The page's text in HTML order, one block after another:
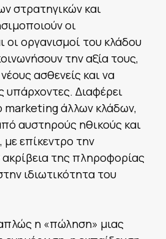
στρατηγικών και
οι
οι οργανισμοί του κλάδου
την αξία τους,
ασθενείς και να
υπάρχοντες. Διαφέρει
marketing άλλων κλάδων,
αυστηρούς ηθικούς και
με επίκεντρο την
της πληροφορίας
ιδιωτικότητα του
η «πώληση» μιας